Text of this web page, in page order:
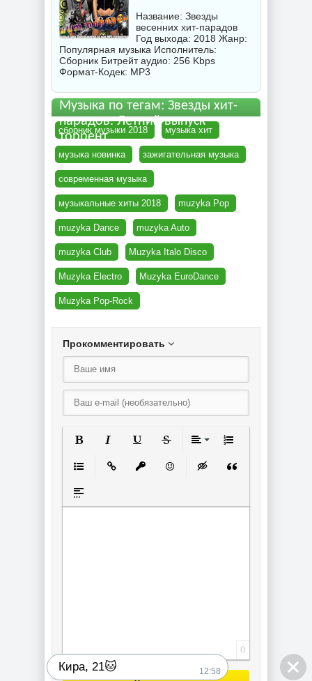
Название: Звезды
весенних хит-парадов
Год выхода: 2018 Жанр:
Популярная музыка Исполнитель:
Сборник Битрейт аудио: 256 Kbps
Формат-Кодек: MP3
Музыка по тегам: Звезды хит-
парадов. Летний выпуск
торрент
сборник музыки 2018 музыка хит
музыка новинка зажигательная музыка
современная музыка
музыкальные хиты 2018 muzyka Pop
muzyka Dance muzyka Auto
muzyka Club Muzyka Italo Disco
Muzyka Electro Muzyka EuroDance
Muzyka Pop-Rock
Прокомментировать
Вставка спойлера
0
Кира, 21🐱 12:58